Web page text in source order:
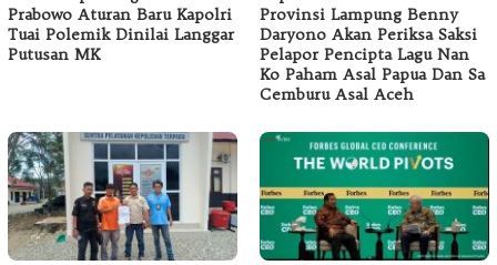
Prabowo Aturan Baru Kapolri
Tuai Polemik Dinilai Langgar
Putusan MK
Provinsi Lampung Benny
Daryono Akan Periksa Saksi
Pelapor Pencipta Lagu Nan
Ko Paham Asal Papua Dan Sa
Cemburu Asal Aceh